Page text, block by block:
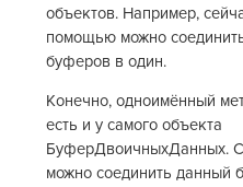
объектов. Например,
помощью можно
буферов в один.
Конечно, одноимённый
есть и у самого объекта
БуферДвоичныхДанных.
можно соединить данный